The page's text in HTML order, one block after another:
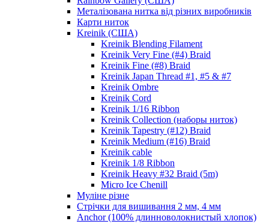
Металізована нитка від різних виробників
Карти ниток
Kreinik (США)
Kreinik Blending Filament
Kreinik Very Fine (#4) Braid
Kreinik Fine (#8) Braid
Kreinik Japan Thread #1, #5 & #7
Kreinik Ombre
Kreinik Cord
Kreinik 1/16 Ribbon
Kreinik Collection (наборы ниток)
Kreinik Tapestry (#12) Braid
Kreinik Medium (#16) Braid
Kreinik cable
Kreinik 1/8 Ribbon
Kreinik Heavy #32 Braid (5m)
Micro Ice Chenill
Муліне різне
Стрічки для вишивання 2 мм, 4 мм
Anchor (100% длинноволокнистый хлопок)